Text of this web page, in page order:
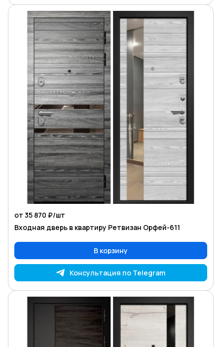
от 35 870 ₽/шт
Входная дверь в квартиру Ретвизан Орфей-611
В корзину
Консультация по Telegram